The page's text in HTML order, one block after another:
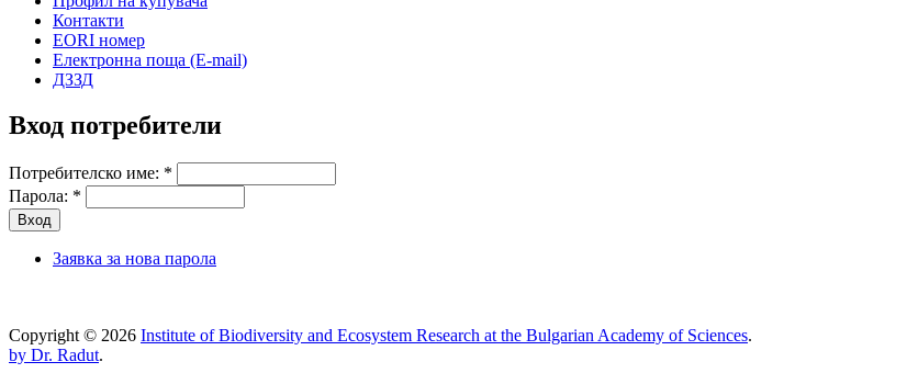
Контакти
EORI номер
Електронна поща (E-mail)
ДЗЗД
Вход потребители
Потребителско име: *
Парола: *
Заявка за нова парола
Copyright © 2026 Institute of Biodiversity and Ecosystem Research at the Bulgarian Academy of Sciences.
by Dr. Radut.